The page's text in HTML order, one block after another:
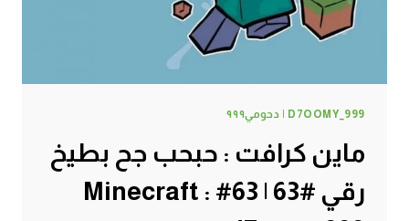
D7OOMY_999 | دحومي٩٩٩
ماين كرافت : حبحب جح بطيخ
رقي #63 | 63# Minecraft :